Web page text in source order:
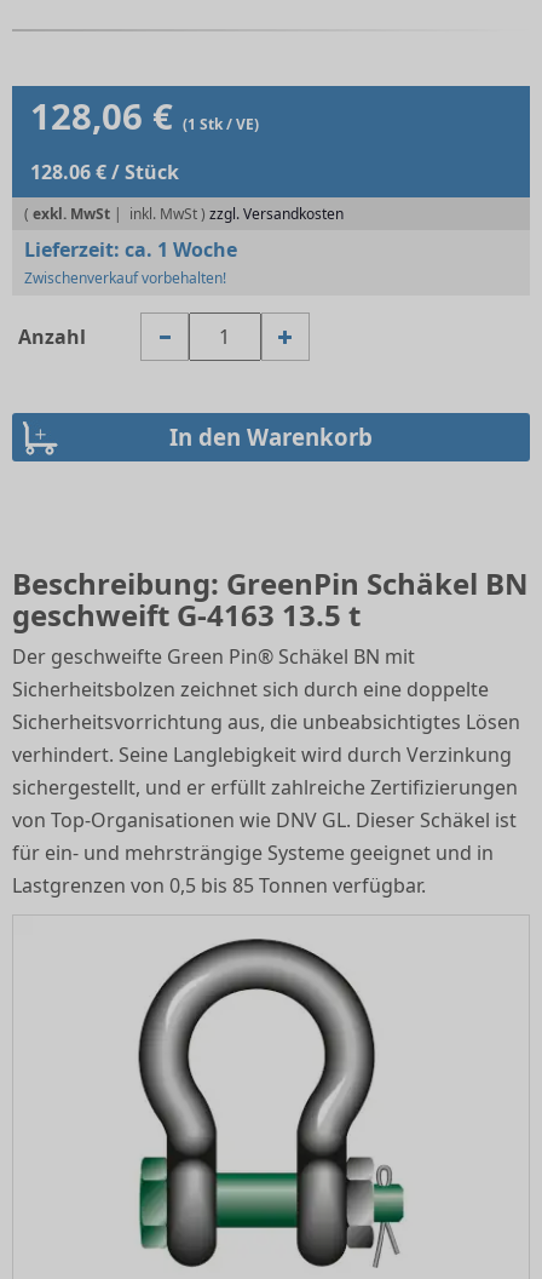
128,06 € (1 Stk / VE)
128.06 € / Stück
( exkl. MwSt | zzgl. Versandkosten
Lieferzeit: ca. 1 Woche
Zwischenverkauf vorbehalten!
Anzahl
Beschreibung: GreenPin Schäkel BN
geschweift G-4163 13.5 t
Der geschweifte Green Pin® Schäkel BN mit
Sicherheitsbolzen zeichnet sich durch eine doppelte
Sicherheitsvorrichtung aus, die unbeabsichtigtes Lösen
verhindert. Seine Langlebigkeit wird durch Verzinkung
sichergestellt, und er erfüllt zahlreiche Zertifizierungen
von Top-Organisationen wie DNV GL. Dieser Schäkel ist
für ein- und mehrsträngige Systeme geeignet und in
Lastgrenzen von 0,5 bis 85 Tonnen verfügbar.